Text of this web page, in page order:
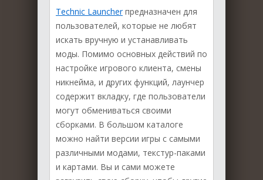
Technic Launcherпредназначен для
пользователей, которые не любят
искать вручную и устанавливать
моды. Помимо основных действий по
настройке игрового клиента, смены
никнейма, и других функций, лаунчер
содержит вкладку, где пользователи
могут обмениваться своими
сборками. В большом каталоге
можно найти версии игры с самыми
различными модами, текстур-паками
и картами. Вы и сами можете